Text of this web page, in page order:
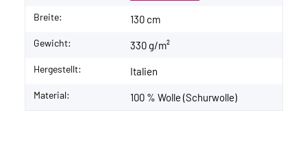
Breite: 130 cm
Gewicht: 330 g/m²
Hergestellt: Italien
Material: 100 % Wolle (Schurwolle)